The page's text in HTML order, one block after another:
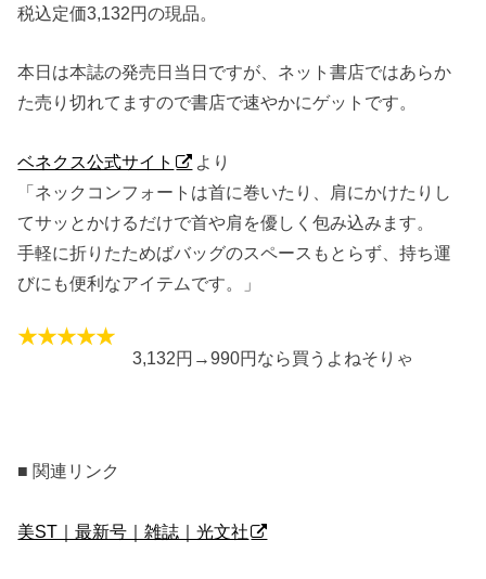
税込定価3,132円の現品。
本日は本誌の発売日当日ですが、ネット書店ではあらか
た売り切れてますので書店で速やかにゲットです。
ベネクス公式サイト
より
「ネックコンフォートは首に巻いたり、肩にかけたりし
てサッとかけるだけで首や肩を優しく包み込みます。
手軽に折りたためばバッグのスペースもとらず、持ち運
びにも便利なアイテムです。」
3,132円→990円なら買うよねそりゃ
■ 関連リンク
美ST｜最新号｜雑誌｜光文社